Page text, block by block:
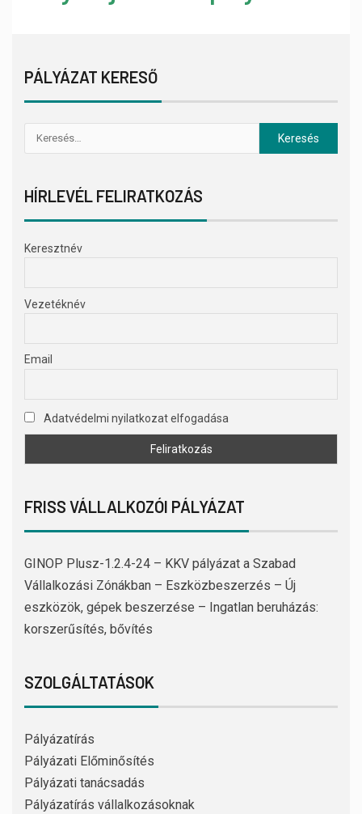
PÁLYÁZAT KERESŐ
HÍRLEVÉL FELIRATKOZÁS
Keresztnév
Vezetéknév
Email
Adatvédelmi nyilatkozat elfogadása
FRISS VÁLLALKOZÓI PÁLYÁZAT
GINOP Plusz-1.2.4-24 – KKV pályázat a Szabad
Vállalkozási Zónákban – Eszközbeszerzés – Új
eszközök, gépek beszerzése – Ingatlan beruházás:
korszerűsítés, bővítés
SZOLGÁLTATÁSOK
Pályázatírás
Pályázati Előminősítés
Pályázati tanácsadás
Pályázatírás vállalkozásoknak